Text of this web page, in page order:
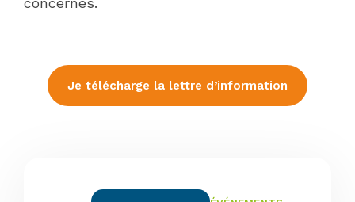
Je télécharge la lettre d’information